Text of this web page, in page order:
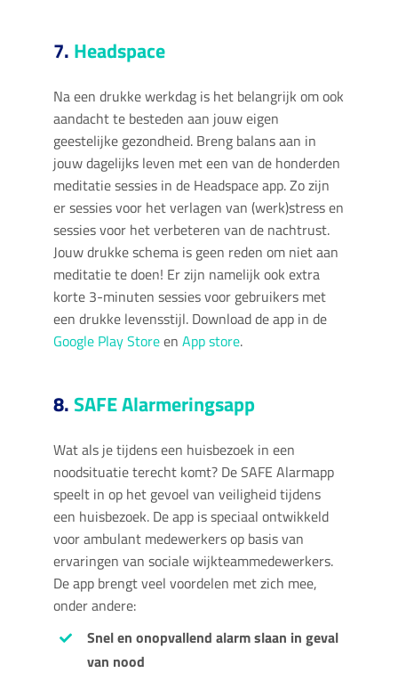
7. Headspace
Na een drukke werkdag is het belangrijk om ook
aandacht te besteden aan jouw eigen
geestelijke gezondheid. Breng balans aan in
jouw dagelijks leven met een van de honderden
meditatie sessies in de Headspace app. Zo zijn
er sessies voor het verlagen van (werk)stress en
sessies voor het verbeteren van de nachtrust.
Jouw drukke schema is geen reden om niet aan
meditatie te doen! Er zijn namelijk ook extra
korte 3-minuten sessies voor gebruikers met
een drukke levensstijl. Download de app in de
Google Play Storeen App store.
8.SAFE Alarmeringsapp
Wat als je tijdens een huisbezoek in een
noodsituatie terecht komt? De SAFE Alarmapp
speelt in op het gevoel van veiligheid tijdens
een huisbezoek. De app is speciaal ontwikkeld
voor ambulant medewerkers op basis van
ervaringen van sociale wijkteammedewerkers.
De app brengt veel voordelen met zich mee,
onder andere:
Snel en onopvallend alarm slaan in geval
van nood